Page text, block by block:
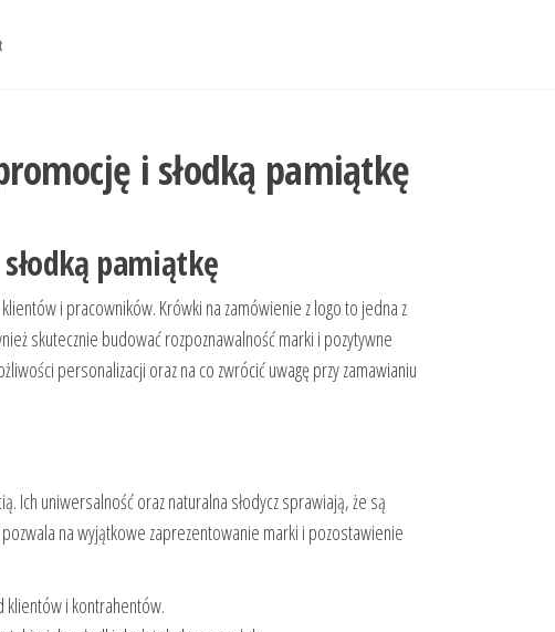
i słodką pamiątkę
pamiątkę
i pracowników. Krówki na zamówienie z logo to jedna z
skutecznie budować rozpoznawalność marki i pozytywne
personalizacji oraz na co zwrócić uwagę przy zamawianiu
Ich uniwersalność oraz naturalna słodycz sprawiają, że są
na wyjątkowe zaprezentowanie marki i pozostawienie
klientów i kontrahentów.